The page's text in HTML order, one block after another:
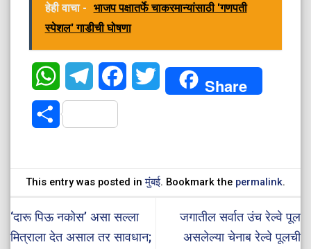
हेही वाचा - भाजप पक्षातर्फे चाकरमान्यांसाठी 'गणपती
स्पेशल' गाडीची घोषणा
WhatsAppTelegramFacebookTwitter Share
Share
This entry was posted inमुंबई. Bookmark the permalink.
‘दारू पिऊ नकोस’ असा सल्ला
मित्राला देत असाल तर सावधान;
जगातील सर्वात उंच रेल्वे पूल
असलेल्या चेनाब रेल्वे पूलची